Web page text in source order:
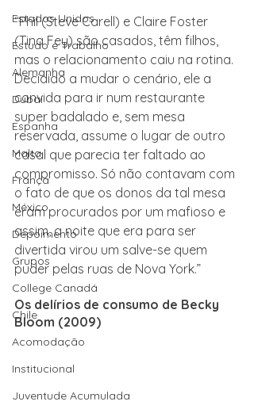
Estados Unidos
Estudo e Trabalho
Alemanha
Dubai
Espanha
Malta
França
México
Depoimento
Grupos
College Canadá
Chile
Acomodação
Institucional
Juventude Acumulada
“Phil (Steve Carell) e Claire Foster
(Tina Fey) são casados, têm filhos,
mas o relacionamento caiu na rotina.
Decidido a mudar o cenário, ele a
convida para ir num restaurante
super badalado e, sem mesa
reservada, assume o lugar de outro
casal que parecia ter faltado ao
compromisso. Só não contavam com
o fato de que os donos da tal mesa
eram procurados por um mafioso e
assim, a noite que era para ser
divertida virou um salve-se quem
puder pelas ruas de Nova York.”
Os delírios de consumo de Becky
Bloom (2009)